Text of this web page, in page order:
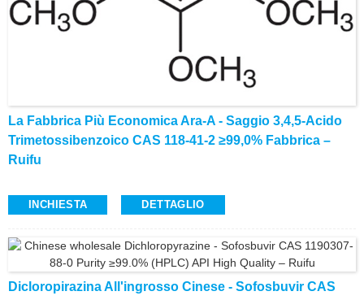
La Fabbrica Più Economica Ara-A - Saggio 3,4,5-Acido
Trimetossibenzoico CAS 118-41-2 ≥99,0% Fabbrica –
Ruifu
INCHIESTA DETTAGLIO
Dicloropirazina All'ingrosso Cinese - Sofosbuvir CAS